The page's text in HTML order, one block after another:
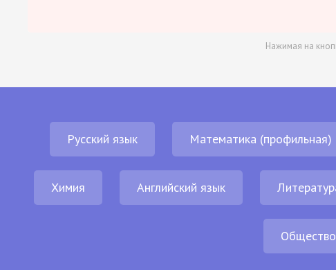
Нажимая на
Русский язык Математика (профильная)
Химия Английский язык